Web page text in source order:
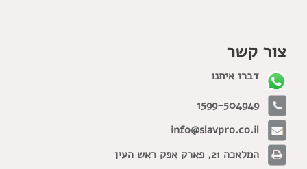
צור קשר
דברו איתנו
1599-504949
info@slavpro.co.il
המלאכה 21, פארק אפק ראש העין